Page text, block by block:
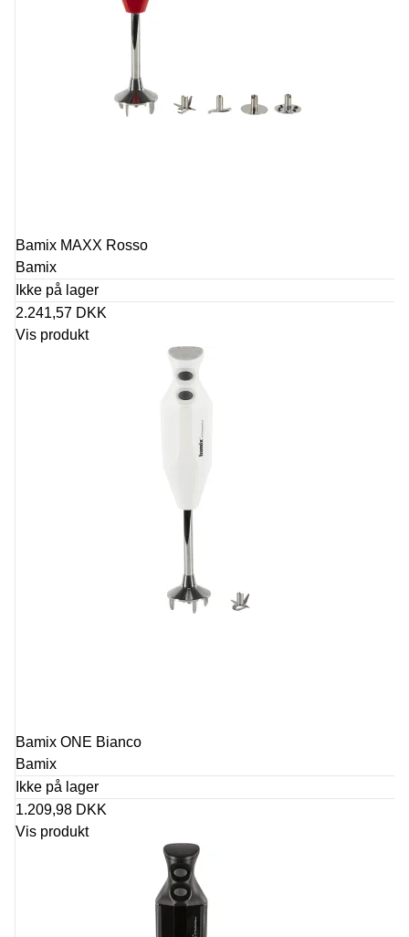
Bamix MAXX Rosso
Bamix
Ikke på lager
2.241,57 DKK
Vis produkt
Bamix ONE Bianco
Bamix
Ikke på lager
1.209,98 DKK
Vis produkt